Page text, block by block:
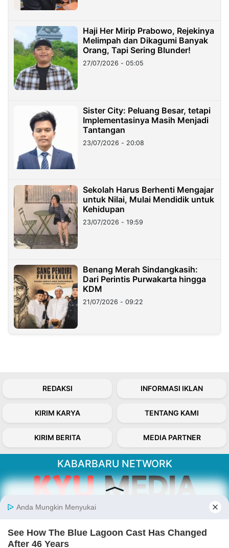
Haji Her Mirip Prabowo, Rejekinya
Melimpah dan Dikagumi Banyak
Orang, Tapi Sering Blunder!
27/07/2026 - 05:05
Sister City: Peluang Besar, tetapi
Implementasinya Masih Menjadi
Tantangan
23/07/2026 - 20:08
Sekolah Harus Berhenti Mengajar
untuk Nilai, Mulai Mendidik untuk
Kehidupan
23/07/2026 - 19:59
Benang Merah Sindangkasih:
Dari Perintis Purwakarta hingga
KDM
21/07/2026 - 09:22
REDAKSI INFORMASI IKLAN
KIRIM KARYA TENTANG KAMI
KIRIM BERITA MEDIA PARTNER
KABARBARU NETWORK
Kabarbaru.co menyajikan berita aktual dan